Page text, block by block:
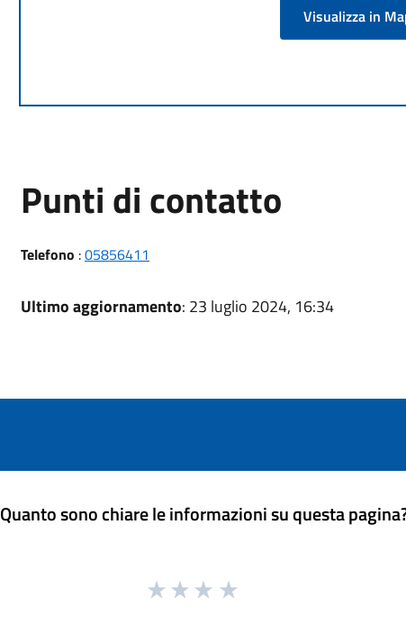
Visualizza in
Punti di contatto
Telefono :05856411
Ultimo aggiornamento: 23 luglio 2024, 16:34
Quanto sono chiare le informazioni su questa